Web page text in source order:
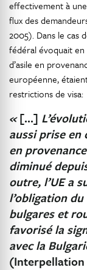
effectivement à
flux des
2005). Dans le cas
fédéral évoquait
d’asile en
européenne,
restrictions de visa:
«[…]
aussi prise en
en
diminué
outre, l’UE a
l’obligation
bulgares et
favorisé la
avec la
(Interpellation